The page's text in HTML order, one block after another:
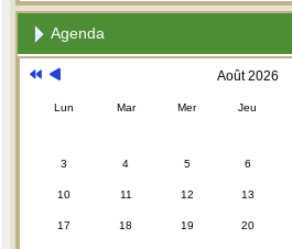
Agenda
Août 2026
Lun Mar Mer Jeu
3 4 5 6
10 11 12 13
17 18 19 20